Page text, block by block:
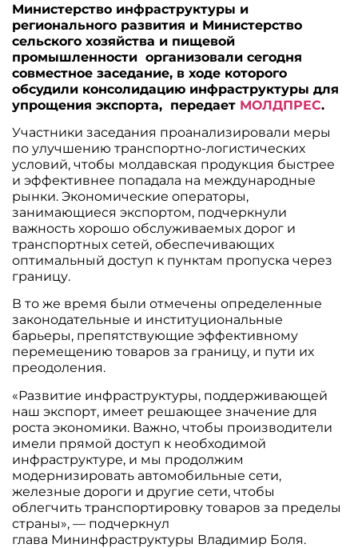
Министерство инфраструктуры и
регионального развития и Министерство
сельского хозяйства и пищевой
промышленности организовали сегодня
совместное заседание, в ходе которого
обсудили консолидацию инфраструктуры для
упрощения экспорта, передает МОЛДПРЕС.
Участники заседания проанализировали меры
по улучшению транспортно-логистических
условий, чтобы молдавская продукция быстрее
и эффективнее попадала на международные
рынки. Экономические операторы,
занимающиеся экспортом, подчеркнули
важность хорошо обслуживаемых дорог и
транспортных сетей, обеспечивающих
оптимальный доступ к пунктам пропуска через
границу.
В то же время были отмечены определенные
законодательные и институциональные
барьеры, препятствующие эффективному
перемещению товаров за границу, и пути их
преодоления.
«Развитие инфраструктуры, поддерживающей
наш экспорт, имеет решающее значение для
роста экономики. Важно, чтобы производители
имели прямой доступ к необходимой
инфраструктуре, и мы продолжим
модернизировать автомобильные сети,
железные дороги и другие сети, чтобы
облегчить транспортировку товаров за пределы
страны», — подчеркнул
глава Мининфраструктуры Владимир Боля.